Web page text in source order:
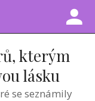
kterým
lásku
se seznámily